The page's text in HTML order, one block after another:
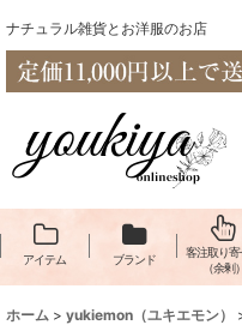
ナチュラル雑貨とお洋服のお店
アイテム ブランド
客注取り寄
（余剰）
ホーム > yukiemon（ユキエモン）